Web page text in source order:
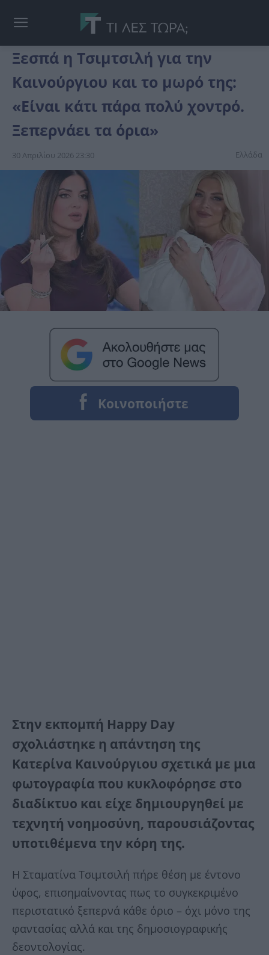
Ξεσπά η Τσιμτσιλή για την
Καινούργιου και το μωρό της:
«Είναι κάτι πάρα πολύ χοντρό.
Ξεπερνάει τα όρια»
30 Απριλίου 2026 23:30 Ελλάδα
Στην εκπομπή Happy Day
σχολιάστηκε η απάντηση της
Κατερίνα Καινούργιου σχετικά με μια
φωτογραφία που κυκλοφόρησε στο
διαδίκτυο και είχε δημιουργηθεί με
τεχνητή νοημοσύνη, παρουσιάζοντας
υποτιθέμενα την κόρη της.
Η Σταματίνα Τσιμτσιλή πήρε θέση με έντονο
ύφος, επισημαίνοντας πως το συγκεκριμένο
περιστατικό ξεπερνά κάθε όριο – όχι μόνο της
φαντασίας αλλά και της δημοσιογραφικής
δεοντολογίας.